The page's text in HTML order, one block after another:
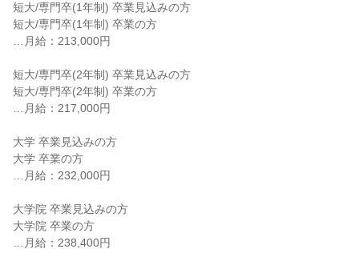
短大/専門卒(1年制) 卒業見込みの方
短大/専門卒(1年制) 卒業の方
…月給：213,000円
短大/専門卒(2年制) 卒業見込みの方
短大/専門卒(2年制) 卒業の方
…月給：217,000円
大学 卒業見込みの方
大学 卒業の方
…月給：232,000円
大学院 卒業見込みの方
大学院 卒業の方
…月給：238,400円